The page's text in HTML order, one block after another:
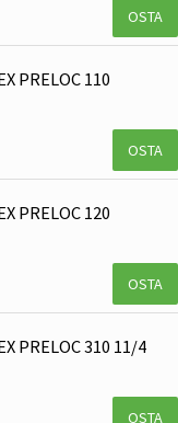
OSTA
PRELOC 110
OSTA
PRELOC 120
OSTA
PRELOC 310 11/4
OSTA